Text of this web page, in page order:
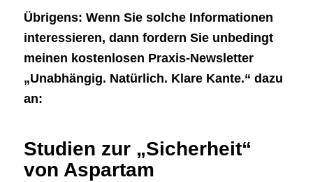
Übrigens: Wenn Sie solche Informationen
interessieren, dann fordern Sie unbedingt
meinen kostenlosen Praxis-Newsletter
„Unabhängig. Natürlich. Klare Kante.“ dazu
an:
Studien zur „Sicherheit“
von Aspartam